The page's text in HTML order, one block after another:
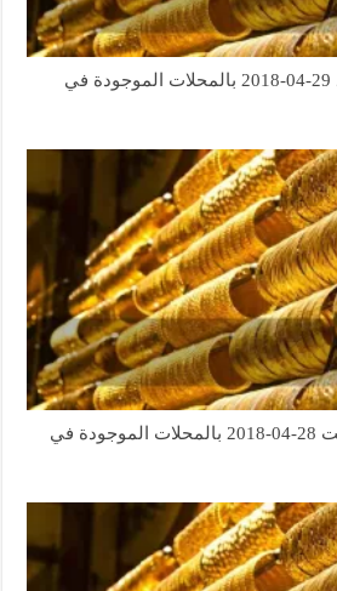
أسعار الذهب اليوم الاحد 29-04-2018 بالمحلات الموجودة في
أسعار الذهب اليوم السبت 28-04-2018 بالمحلات الموجودة في